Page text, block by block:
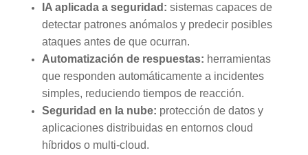
IA aplicada a seguridad: sistemas capaces de
detectar patrones anómalos y predecir posibles
ataques antes de que ocurran.
Automatización de respuestas: herramientas
que responden automáticamente a incidentes
simples, reduciendo tiempos de reacción.
Seguridad en la nube: protección de datos y
aplicaciones distribuidas en entornos cloud
híbridos o multi-cloud.